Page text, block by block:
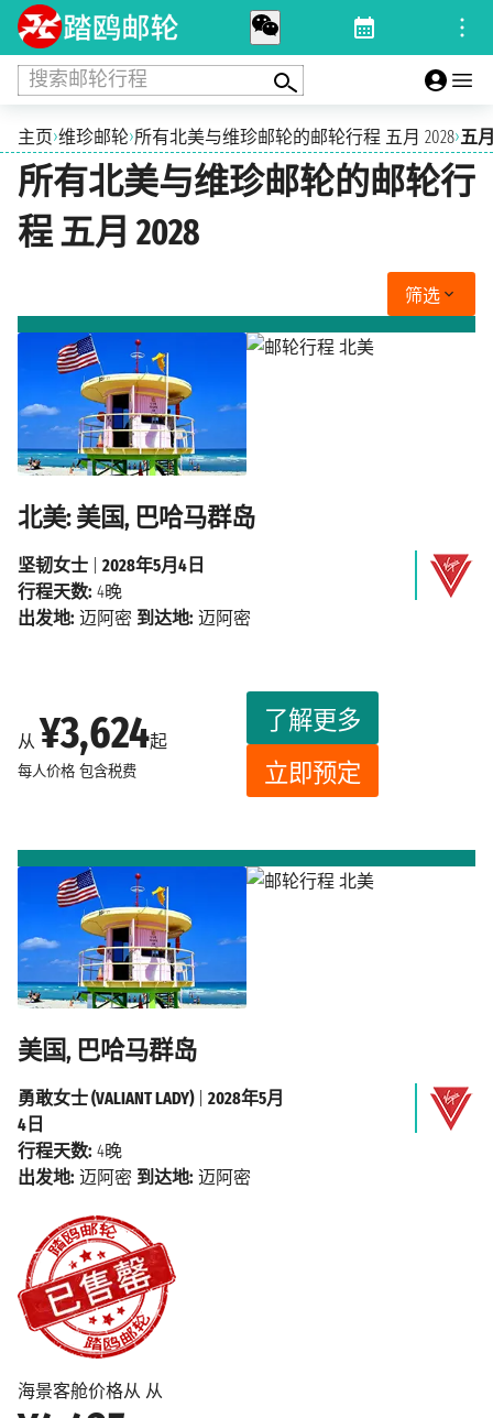
搜索邮轮行程
主页›维珍邮轮›所有北美与维珍邮轮的邮轮行程 五月 2028›五
所有北美与维珍邮轮的邮轮行
程 五月 2028
筛选
北美: 美国, 巴哈马群岛
从 ¥3,624起
每人价格 包含税费
了解更多
立即预定
坚韧女士
2028年5月4日
行程天数: 4晚
出发地: 迈阿密 到达地: 迈阿密
美国, 巴哈马群岛
海景客舱价格从 从
勇敢女士 (VALIANT LADY)| 2028年5月
4日
行程天数: 4晚
出发地: 迈阿密 到达地: 迈阿密